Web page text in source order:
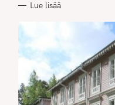
I
Lue lisää